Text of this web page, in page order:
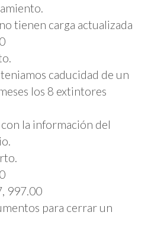
tienen carga actualizada
caducidad de un
los 8 extintores
la información del
997.00
para cerrar un